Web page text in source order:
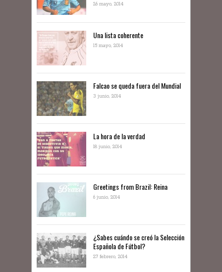
26 mayo, 2014
Una lista coherente
15 mayo, 2014
Falcao se queda fuera del Mundial
3 junio, 2014
La hora de la verdad
18 junio, 2014
Greetings from Brazil: Reina
6 junio, 2014
¿Sabes cuándo se creó la Selección
Española de Fútbol?
27 febrero, 2014